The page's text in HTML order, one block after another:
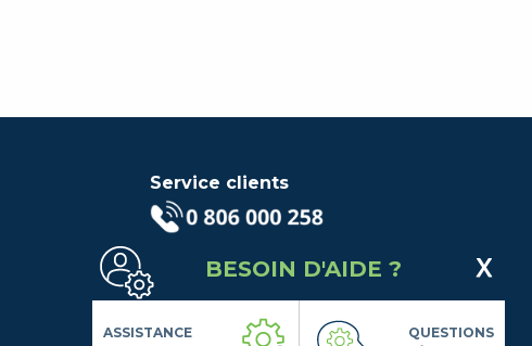
Service clients
appel local)
Lundi au Vendredi de 9h à 18h
Contactez-Nous
Suivez-nous
BESOIN D'AIDE ?
ASSISTANCE
QUESTIONS